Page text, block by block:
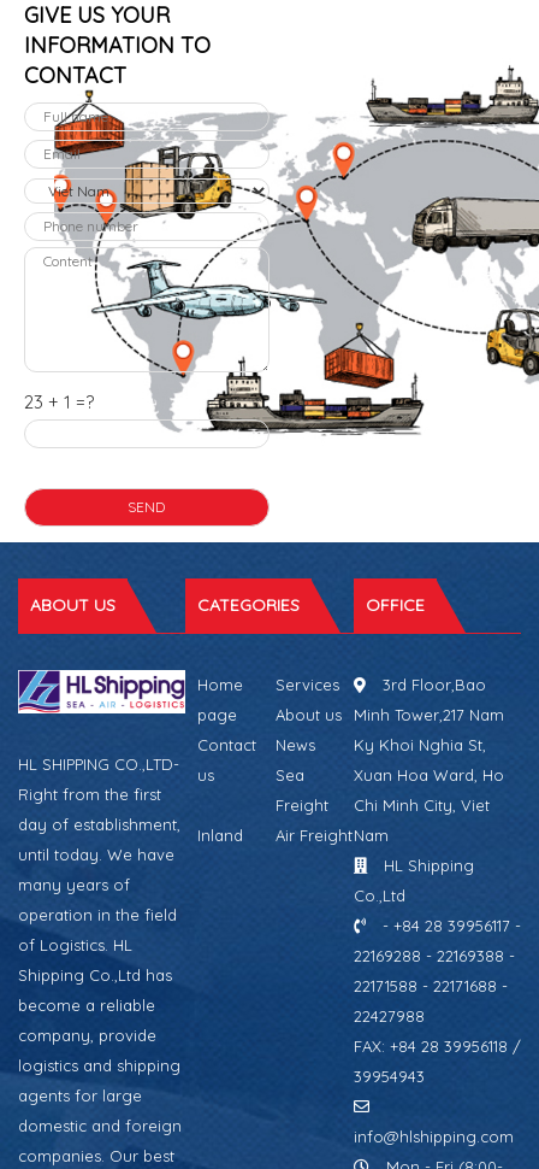
GIVE US YOUR
INFORMATION TO
CONTACT
23 + 1 =?
ABOUT US
HL SHIPPING CO.,LTD-
Right from the first
day of establishment,
until today. We have
many years of
operation in the field
of Logistics. HL
Shipping Co.,Ltd has
become a reliable
company, provide
logistics and shipping
agents for large
domestic and foreign
companies. Our best
CATEGORIES
Home
page
Services
About us
Contact
us
News
Sea
Freight
Inland
Air Freight
OFFICE
3rd Floor,Bao
Minh Tower,217 Nam
Ky Khoi Nghia St,
Xuan Hoa Ward, Ho
Chi Minh City, Viet
Nam
HL Shipping
Co.,Ltd
- +84 28 39956117 -
22169288 - 22169388 -
22171588 - 22171688 -
22427988
FAX: +84 28 39956118 /
39954943
info@hlshipping.com